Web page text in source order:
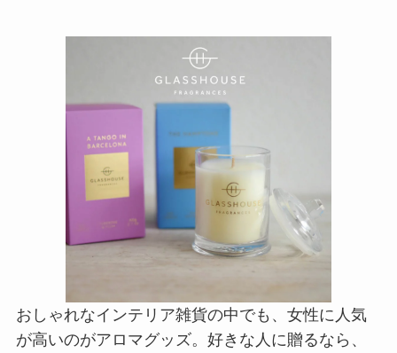
おしゃれなインテリア雑貨の中でも、女性に人気
が高いのがアロマグッズ。好きな人に贈るなら、